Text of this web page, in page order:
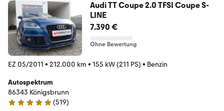
Audi TT Coupe 2.0 TFSI Coupe S-
LINE
7.390 €
Ohne Bewertung
EZ 05/2011 • 212.000 km • 155 kW (211 PS) • Benzin
Autospektrum
86343 Königsbrunn
4.9 Sterne
(519)